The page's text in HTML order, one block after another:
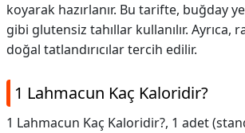
koyarak hazırlanır. Bu tarifte, buğday
gibi glutensiz tahıllar kullanılır. Ayrıca,
doğal tatlandırıcılar tercih edilir.
1 Lahmacun Kaç Kaloridir?
1 Lahmacun Kaç Kaloridir?, 1 adet